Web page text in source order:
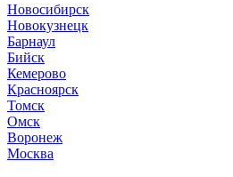
Новосибирск
Новокузнецк
Барнаул
Бийск
Кемерово
Красноярск
Томск
Омск
Воронеж
Москва